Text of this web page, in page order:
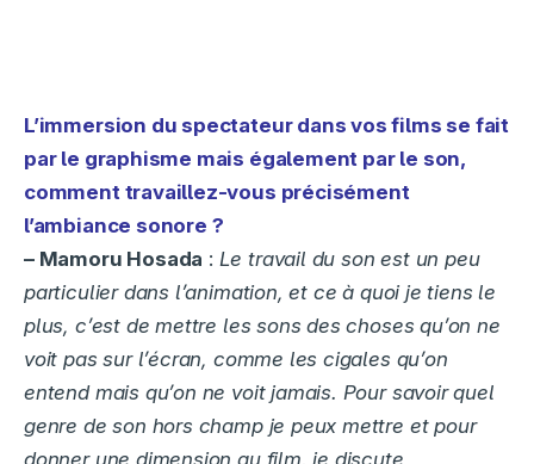
L’immersion du spectateur dans vos films se fait
par le graphisme mais également par le son,
comment travaillez-vous précisément
l’ambiance sonore ?
– Mamoru Hosada : Le travail du son est un peu
particulier dans l’animation, et ce à quoi je tiens le
plus, c’est de mettre les sons des choses qu’on ne
voit pas sur l’écran, comme les cigales qu’on
entend mais qu’on ne voit jamais. Pour savoir quel
genre de son hors champ je peux mettre et pour